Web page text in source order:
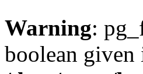
Warning:
boolean given